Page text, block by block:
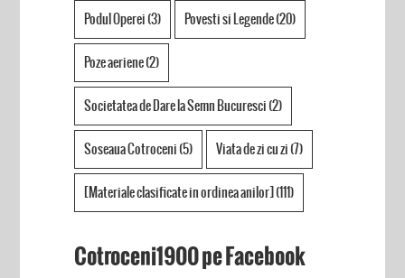
Podul Operei(3) Povesti si Legende(20)
Poze aeriene(2)
Societatea de Dare la Semn Bucuresci(2)
Soseaua Cotroceni(5) Viata de zi cu zi(7)
[Materiale clasificate in ordinea anilor](111)
Cotroceni1900 pe Facebook